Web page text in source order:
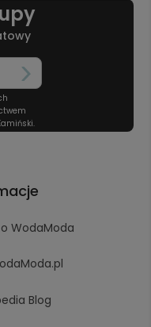
WodaModa
Blog